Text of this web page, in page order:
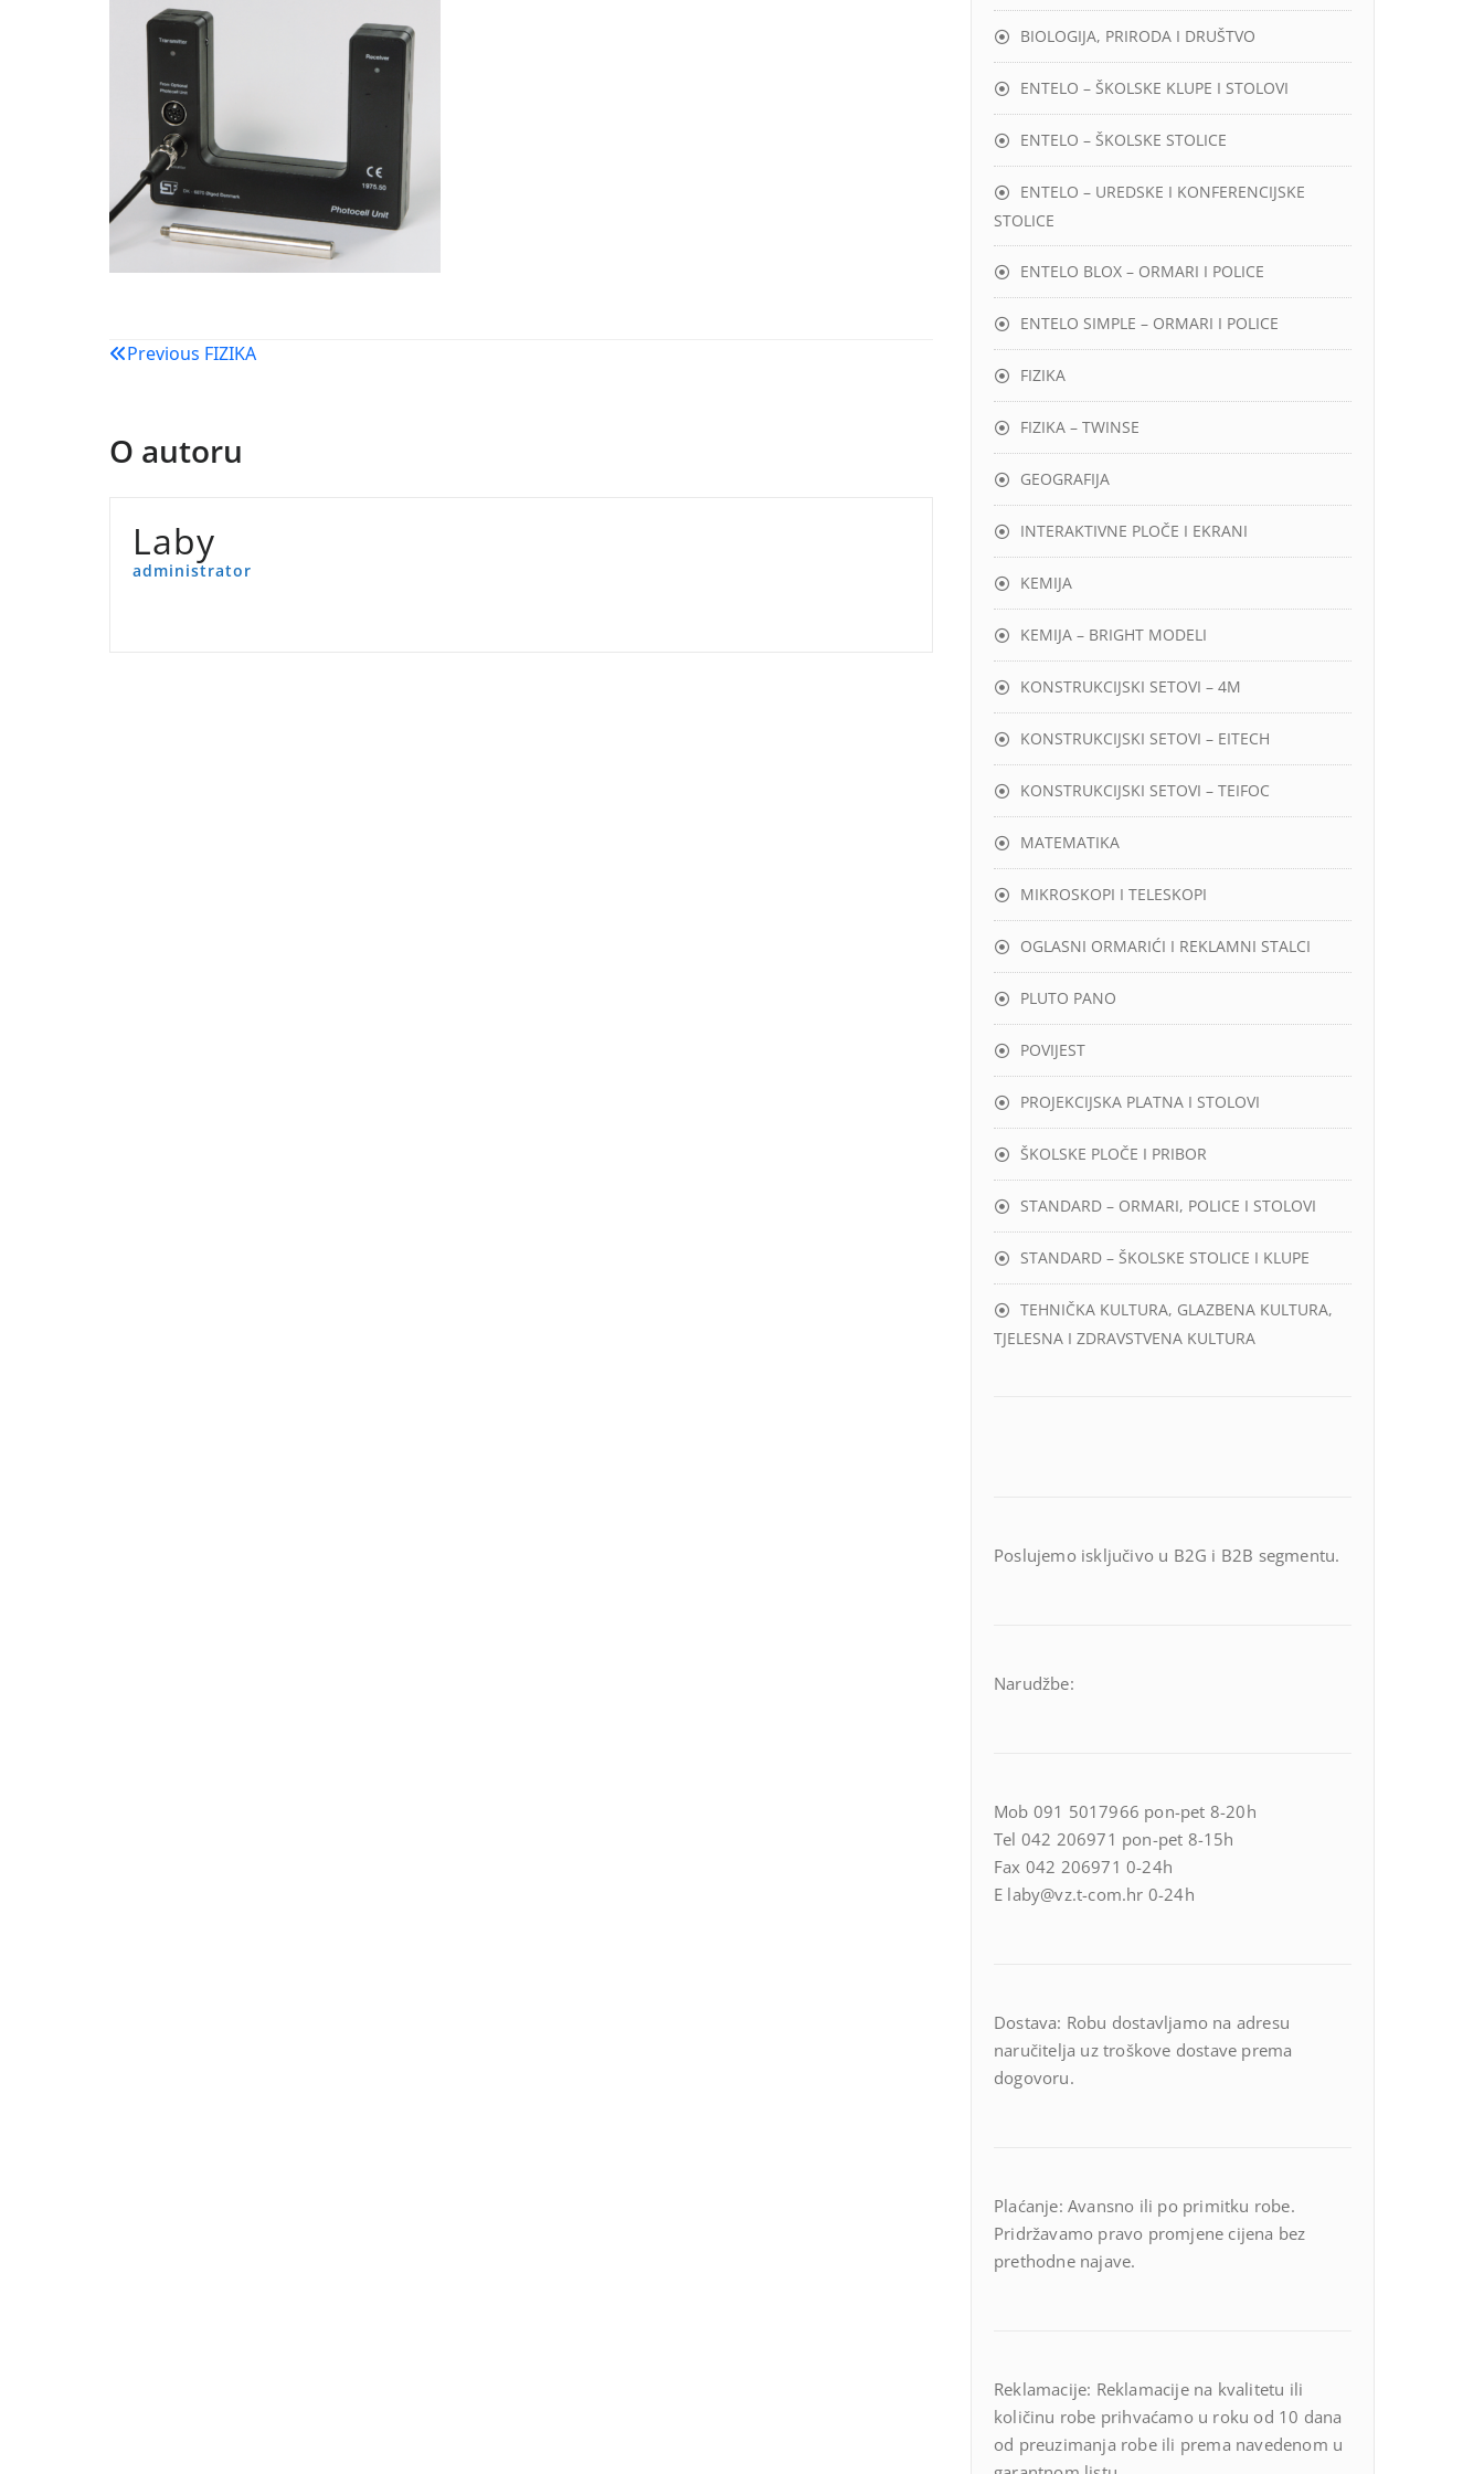
Navigacija
Previous FIZIKA
O autoru
Laby
administrator
BIOLOGIJA, PRIRODA I DRUŠTVO
ENTELO – ŠKOLSKE KLUPE I STOLOVI
ENTELO – ŠKOLSKE STOLICE
ENTELO – UREDSKE I KONFERENCIJSKE
STOLICE
ENTELO BLOX – ORMARI I POLICE
ENTELO SIMPLE – ORMARI I POLICE
FIZIKA
FIZIKA – TWINSE
GEOGRAFIJA
INTERAKTIVNE PLOČE I EKRANI
KEMIJA
KEMIJA – BRIGHT MODELI
KONSTRUKCIJSKI SETOVI – 4M
KONSTRUKCIJSKI SETOVI – EITECH
KONSTRUKCIJSKI SETOVI – TEIFOC
MATEMATIKA
MIKROSKOPI I TELESKOPI
OGLASNI ORMARIĆI I REKLAMNI STALCI
PLUTO PANO
POVIJEST
PROJEKCIJSKA PLATNA I STOLOVI
ŠKOLSKE PLOČE I PRIBOR
STANDARD – ORMARI, POLICE I STOLOVI
STANDARD – ŠKOLSKE STOLICE I KLUPE
TEHNIČKA KULTURA, GLAZBENA KULTURA,
TJELESNA I ZDRAVSTVENA KULTURA
Poslujemo isključivo u B2G i B2B segmentu.
Narudžbe:
Mob 091 5017966 pon-pet 8-20h
Tel 042 206971 pon-pet 8-15h
Fax 042 206971 0-24h
E laby@vz.t-com.hr 0-24h
Dostava: Robu dostavljamo na adresu
naručitelja uz troškove dostave prema
dogovoru.
Plaćanje: Avansno ili po primitku robe.
Pridržavamo pravo promjene cijena bez
prethodne najave.
Reklamacije: Reklamacije na kvalitetu ili
količinu robe prihvaćamo u roku od 10 dana
od preuzimanja robe ili prema navedenom u